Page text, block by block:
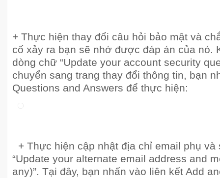
+ Thực hiện thay đổi câu hỏi bảo mật và
cố xảy ra bạn sẽ nhớ được đáp án của nó.
dòng chữ “Update your account security
chuyển sang trang thay đổi thông tin, bạn
Questions and Answers để thực hiện:
+ Thực hiện cập nhật địa chỉ email phụ
“Update your alternate email address and
any)”. Tại đây, bạn nhấn vào liên kết Add